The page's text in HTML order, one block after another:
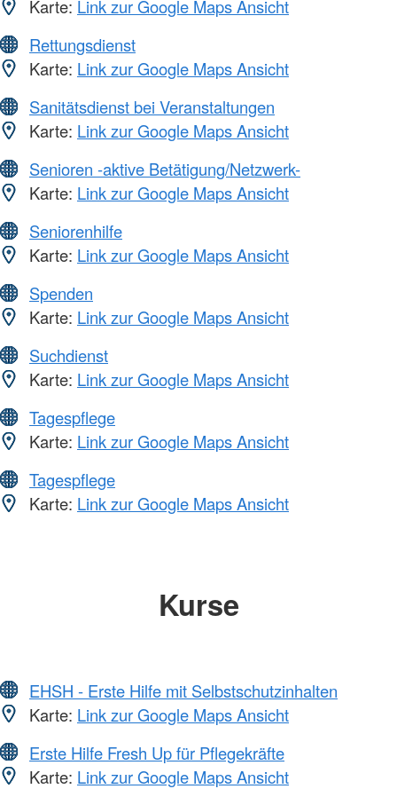
Karte: Link zur Google Maps Ansicht
Rettungsdienst
Karte: Link zur Google Maps Ansicht
Sanitätsdienst bei Veranstaltungen
Karte: Link zur Google Maps Ansicht
Senioren -aktive Betätigung/Netzwerk-
Karte: Link zur Google Maps Ansicht
Seniorenhilfe
Karte: Link zur Google Maps Ansicht
Spenden
Karte: Link zur Google Maps Ansicht
Suchdienst
Karte: Link zur Google Maps Ansicht
Tagespflege
Karte: Link zur Google Maps Ansicht
Tagespflege
Karte: Link zur Google Maps Ansicht
Kurse
EHSH - Erste Hilfe mit Selbstschutzinhalten
Karte: Link zur Google Maps Ansicht
Erste Hilfe Fresh Up für Pflegekräfte
Karte: Link zur Google Maps Ansicht